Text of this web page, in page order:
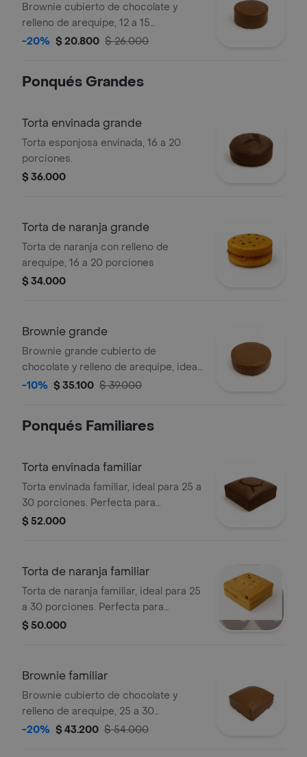
Brownie cubierto de chocolate y
relleno de arequipe, 12 a 15
porciones.
-20% $ 20.800 $ 26.000
Ponqués Grandes
Torta envinada grande
Torta esponjosa envinada, 16 a 20
porciones.
$ 36.000
Torta de naranja grande
Torta de naranja con relleno de
arequipe, 16 a 20 porciones
$ 34.000
Brownie grande
Brownie grande cubierto de
chocolate y relleno de arequipe, ideal
para 16 a 20 porciones.
-10% $ 35.100 $ 39.000
Ponqués Familiares
Torta envinada familiar
Torta envinada familiar, ideal para 25 a
30 porciones. Perfecta para
celebraciones.
$ 52.000
Torta de naranja familiar
Torta de naranja familiar, ideal para 25
a 30 porciones. Perfecta para
compartir en reuniones.
$ 50.000
Brownie familiar
Brownie cubierto de chocolate y
relleno de arequipe, 25 a 30
porciones.
-20% $ 43.200 $ 54.000